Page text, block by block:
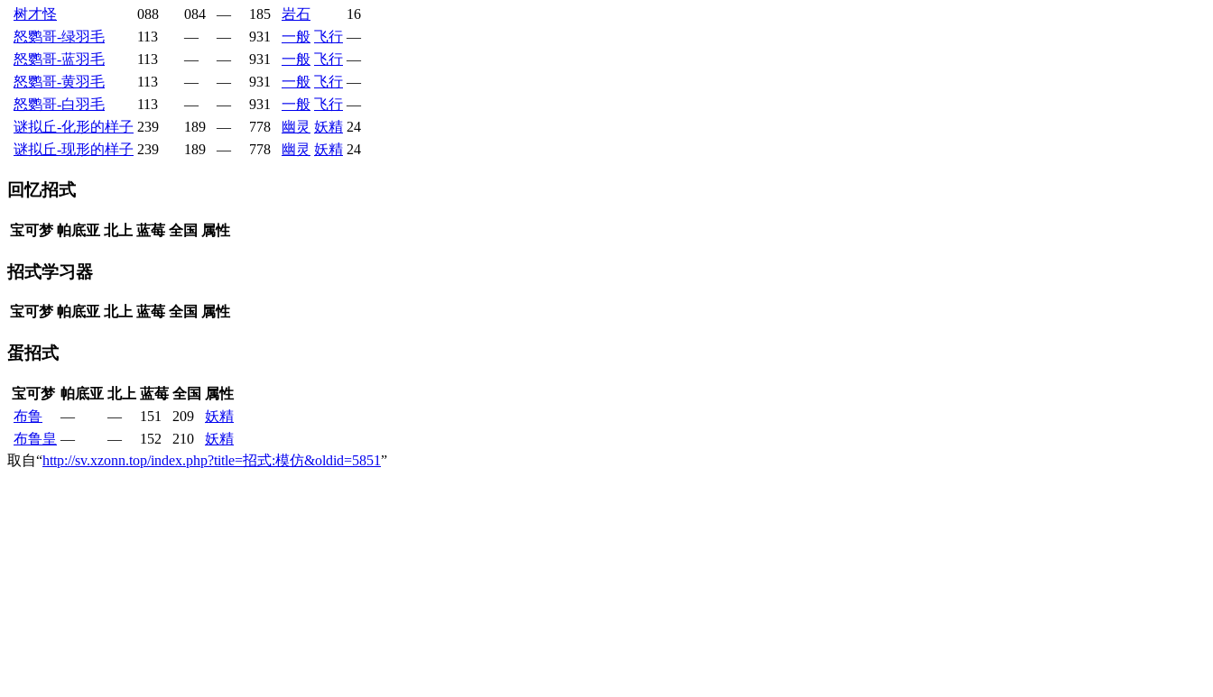
树才怪
088 084 — 185 岩石
16
怒鹦哥-绿羽毛
113 — — 931 一般 飞行 —
怒鹦哥-蓝羽毛
113 — — 931 一般 飞行 —
怒鹦哥-黄羽毛
113 — — 931 一般 飞行 —
怒鹦哥-白羽毛
113 — — 931 一般 飞行 —
谜拟丘-化形的样子 239 189 — 778 幽灵 妖精 24
谜拟丘-现形的样子 239 189 — 778 幽灵 妖精 24
回忆招式
宝可梦 帕底亚 北上 蓝莓 全国 属性
招式学习器
宝可梦 帕底亚 北上 蓝莓 全国 属性
蛋招式
宝可梦 帕底亚 北上 蓝莓 全国 属性
布鲁
— — 151 209
妖精
布鲁皇 — — 152 210
妖精
取自“http://sv.xzonn.top/index.php?title=招式:模仿&oldid=5851”